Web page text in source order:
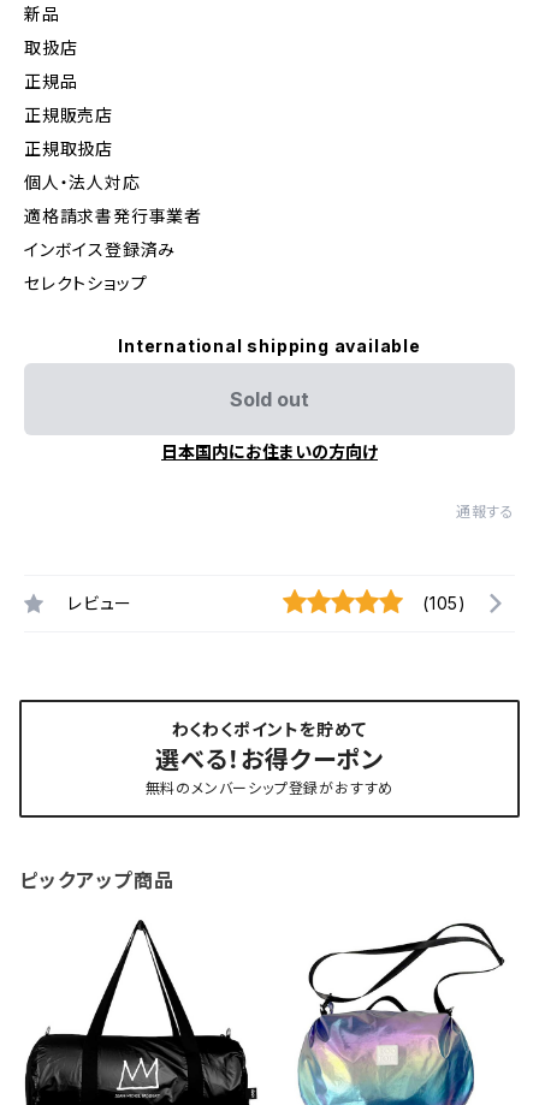
新品
取扱店
正規品
正規販売店
正規取扱店
個人・法人対応
適格請求書発行事業者
インボイス登録済み
セレクトショップ
International shipping available
Sold out
日本国内にお住まいの方向け
通報する
レビュー (105)
わくわくポイントを貯めて
選べる！お得クーポン
無料のメンバーシップ登録がおすすめ
ピックアップ商品